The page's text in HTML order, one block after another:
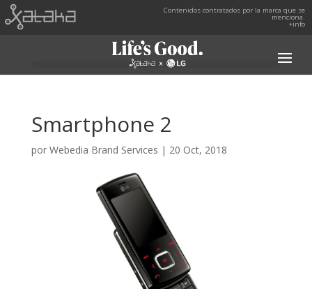
Contenidos contratados por la marca que se
menciona.
+info
Smartphone 2
por Webedia Brand Services | 20 Oct, 2018